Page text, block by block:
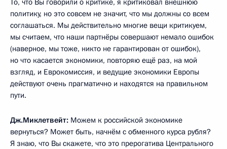
политику, но это совсем не значит, что мы должны со всем
соглашаться. Мы действительно многие вещи критикуем,
мы считаем, что наши партнёры совершают немало ошибок
(наверное, мы тоже, никто не гарантирован от ошибок),
но что касается экономики, повторяю ещё раз, на мой
взгляд, и Еврокомиссия, и ведущие экономики Европы
действуют очень прагматично и находятся на правильном
пути.
Дж.Миклетвейт: Можем к российской экономике
вернуться? Может быть, начнём с обменного курса рубля?
Я знаю, что Вы скажете, что это прерогатива Центрального